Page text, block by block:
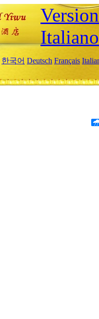
Italiano
한국어 Deutsch Français